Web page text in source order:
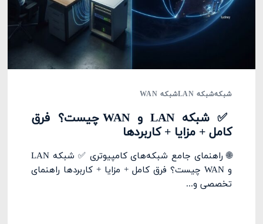
شبکهشبکه LAN شبکه WAN
✅ شبکه LAN و WAN چیست؟ فرق
کامل + مزایا + کاربردها
🌐 راهنمای جامع شبکه‌های کامپیوتری ✅ شبکه LAN
و WAN چیست؟ فرق کامل + مزایا + کاربردها راهنمای
تخصصی و...